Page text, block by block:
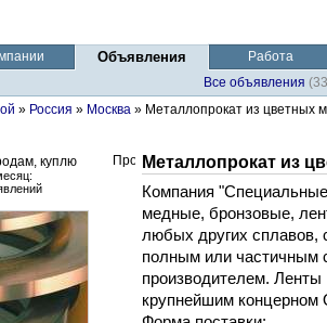
Объявления
Работа
Все объявления
» Россия » Москва » Металлопрокат из цветных
куплю
Металлопрокат из
Компания
медные, бронзовые,
любых других
полным или частичным
производителем. Ленты
крупнейшим